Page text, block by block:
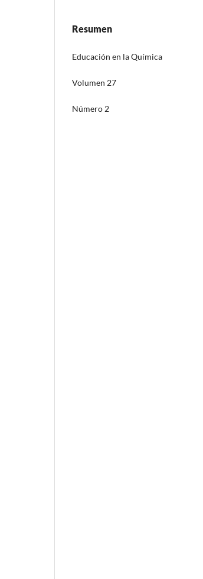
Resumen
Educación en la Química
Volumen 27
Número 2